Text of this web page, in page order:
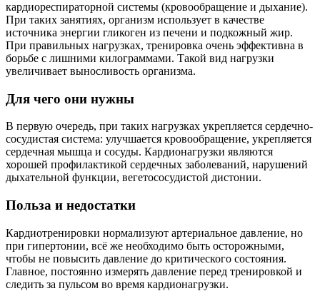
кардиореспираторной системы (кровообращение и дыхание).
При таких занятиях, организм использует в качестве
источника энергии гликоген из печени и подкожный жир.
При правильных нагрузках, тренировка очень эффективна в
борьбе с лишними килограммами. Такой вид нагрузки
увеличивает выносливость организма.
Для чего они нужны
В первую очередь, при таких нагрузках укрепляется сердечно-
сосудистая система: улучшается кровообращение, укрепляется
сердечная мышца и сосуды. Кардионагрузки являются
хорошей профилактикой сердечных заболеваний, нарушений
дыхательной функции, вегетососудистой дистонии.
Польза и недостатки
Кардиотренировки нормализуют артериальное давление, но
при гипертонии, всё же необходимо быть осторожными,
чтобы не повысить давление до критического состояния.
Главное, постоянно измерять давление перед тренировкой и
следить за пульсом во время кардионагрузки.